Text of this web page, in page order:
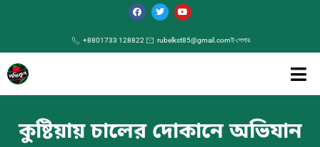
+8801733 128822 rubelkst85@gmail.comই-পেপার
কুষ্টিয়ায় চালের দোকানে অভিযান